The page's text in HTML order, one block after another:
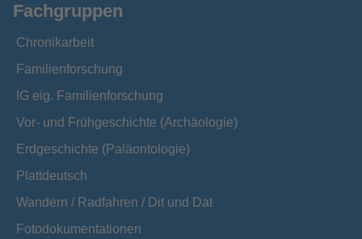
Fachgruppen
Chronikarbeit
Familienforschung
IG eig. Familienforschung
Vor- und Frühgeschichte (Archäologie)
Erdgeschichte (Paläontologie)
Plattdeutsch
Wandern / Radfahren / Dit und Dat
Fotodokumentationen